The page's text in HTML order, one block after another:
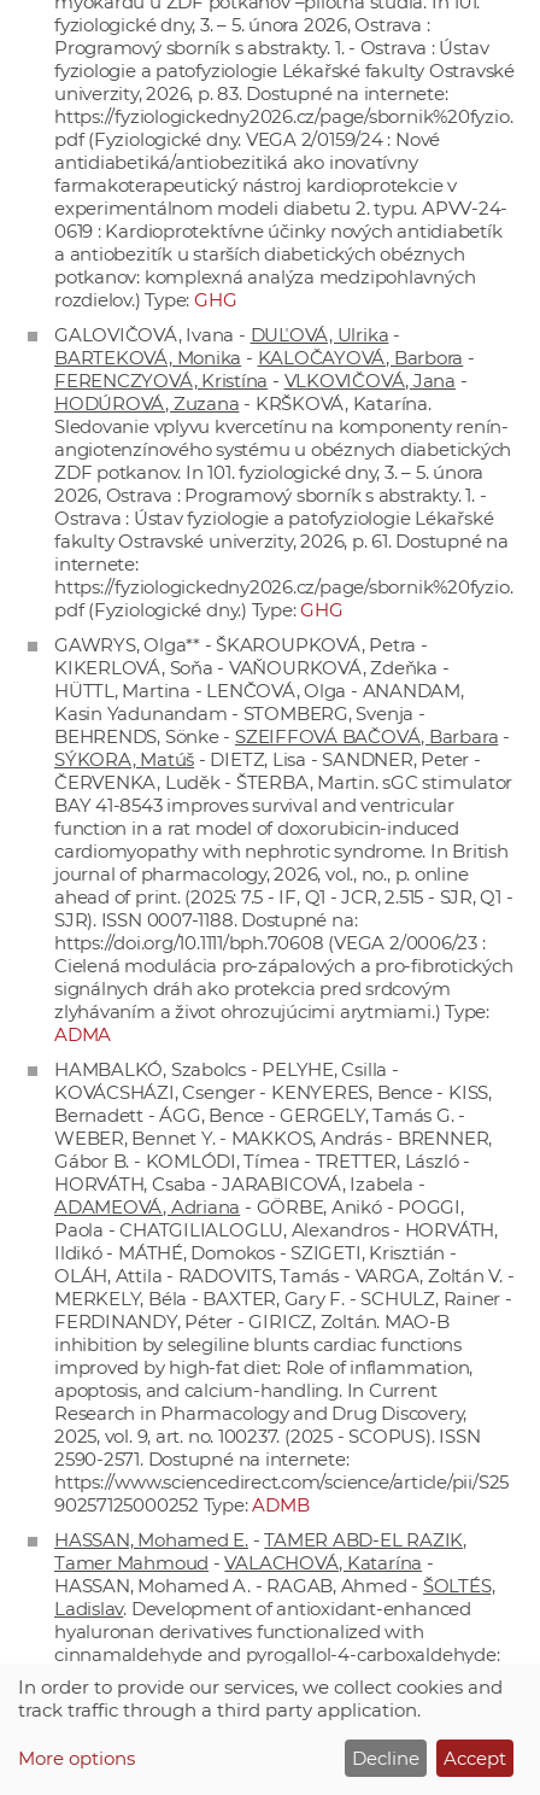
fyziologické dny, 3. – 5. února 2026, Ostrava :
Programový sborník s abstrakty. 1. - Ostrava : Ústav
fyziologie a patofyziologie Lékařské fakulty Ostravské
univerzity, 2026, p. 83. Dostupné na internete:
https://fyziologickedny2026.cz/page/sbornik%20fyzio.
pdf(Fyziologické dny. VEGA 2/0159/24 : Nové
antidiabetiká/antiobezitiká ako inovatívny
farmakoterapeutický nástroj kardioprotekcie v
experimentálnom modeli diabetu 2. typu. APVV-24-
0619 : Kardioprotektívne účinky nových antidiabetík
a antiobezitík u starších diabetických obéznych
potkanov: komplexná analýza medzipohlavných
rozdielov.) Type: GHG
GALOVIČOVÁ, Ivana - DUĽOVÁ, Ulrika -
BARTEKOVÁ, Monika - KALOČAYOVÁ, Barbora -
FERENCZYOVÁ, Kristína - VLKOVIČOVÁ, Jana -
HODÚROVÁ, Zuzana - KRŠKOVÁ, Katarína.
Sledovanie vplyvu kvercetínu na komponenty renín-
angiotenzínového systému u obéznych diabetických
ZDF potkanov. In 101. fyziologické dny, 3. – 5. února
2026, Ostrava : Programový sborník s abstrakty. 1. -
Ostrava : Ústav fyziologie a patofyziologie Lékařské
fakulty Ostravské univerzity, 2026, p. 61. Dostupné na
internete:
https://fyziologickedny2026.cz/page/sbornik%20fyzio.
pdf(Fyziologické dny.) Type:GHG
GAWRYS, Olga** - ŠKAROUPKOVÁ, Petra -
KIKERLOVÁ, Soňa - VAŇOURKOVÁ, Zdeňka -
HÜTTL, Martina - LENČOVÁ, Olga - ANANDAM,
Kasin Yadunandam - STOMBERG, Svenja -
BEHRENDS, Sönke - SZEIFFOVÁ BAČOVÁ, Barbara -
SÝKORA, Matúš - DIETZ, Lisa - SANDNER, Peter -
ČERVENKA, Luděk - ŠTERBA, Martin. sGC stimulator
BAY 41-8543 improves survival and ventricular
function in a rat model of doxorubicin-induced
cardiomyopathy with nephrotic syndrome. In British
journal of pharmacology, 2026, vol., no., p. online
ahead of print. (2025: 7.5 - IF, Q1 - JCR, 2.515 - SJR, Q1 -
SJR). ISSN 0007-1188. Dostupné na:
https://doi.org/10.1111/bph.70608 (VEGA 2/0006/23 :
Cielená modulácia pro-zápalových a pro-fibrotických
signálnych dráh ako protekcia pred srdcovým
zlyhávaním a život ohrozujúcimi arytmiami.) Type:
ADMA
HAMBALKÓ, Szabolcs - PELYHE, Csilla -
KOVÁCSHÁZI, Csenger - KENYERES, Bence - KISS,
Bernadett - ÁGG, Bence - GERGELY, Tamás G. -
WEBER, Bennet Y. - MAKKOS, András - BRENNER,
Gábor B. - KOMLÓDI, Tímea - TRETTER, László -
HORVÁTH, Csaba - JARABICOVÁ, Izabela -
ADAMEOVÁ, Adriana - GÖRBE, Anikó - POGGI,
Paola - CHATGILIALOGLU, Alexandros - HORVÁTH,
Ildikó - MÁTHÉ, Domokos - SZIGETI, Krisztián -
OLÁH, Attila - RADOVITS, Tamás - VARGA, Zoltán V. -
MERKELY, Béla - BAXTER, Gary F. - SCHULZ, Rainer -
FERDINANDY, Péter - GIRICZ, Zoltán. MAO-B
inhibition by selegiline blunts cardiac functions
improved by high-fat diet: Role of inflammation,
apoptosis, and calcium-handling. In Current
Research in Pharmacology and Drug Discovery,
2025, vol. 9, art. no. 100237. (2025 - SCOPUS). ISSN
2590-2571. Dostupné na internete:
https://www.sciencedirect.com/science/article/pii/S25
90257125000252 Type:ADMB
HASSAN, Mohamed E.-TAMER ABD-EL RAZIK,
Tamer Mahmoud -VALACHOVÁ, Katarína -
HASSAN, Mohamed A. - RAGAB, Ahmed - ŠOLTÉS,
Ladislav. Development of antioxidant-enhanced
hyaluronan derivatives functionalized with
cinnamaldehyde and pyrogallol-4-carboxaldehyde:
Integrated experimental and in silico evaluation. In
International Journal of Biological Macromolecules,
vol. 355, 2026, art. no. 151423. ISSN 0141-8130.
Dostupné na:
https://doi.org/10.1016/j.ijbiomac.2026.151423 (VEGA
In order to provide our services, we collect cookies and
track traffic through a third party application.
More options Decline Accept